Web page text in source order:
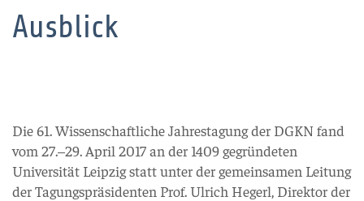
Ausblick
Die 61. Wissenschaftliche Jahrestagung der DGKN fand
vom 27.–29. April 2017 an der 1409 gegründeten
Universität Leipzig statt unter der gemeinsamen Leitung
der Tagungspräsidenten Prof. Ulrich Hegerl, Direktor der